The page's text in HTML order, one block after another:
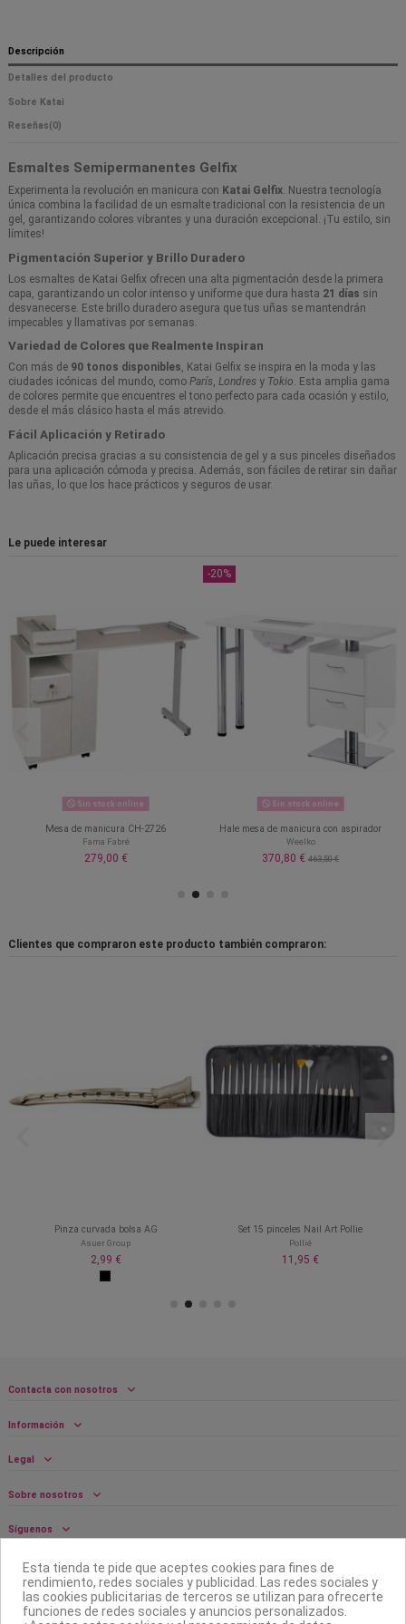
Descripción
Detalles del producto
Sobre Katai
Reseñas(0)
Esmaltes Semipermanentes Gelfix
Experimenta la revolución en manicura con Katai Gelfix. Nuestra tecnología
única combina la facilidad de un esmalte tradicional con la resistencia de un
gel, garantizando colores vibrantes y una duración excepcional. ¡Tu estilo, sin
límites!
Pigmentación Superior y Brillo Duradero
Los esmaltes de Katai Gelfix ofrecen una alta pigmentación desde la primera
capa, garantizando un color intenso y uniforme que dura hasta 21 días sin
desvanecerse. Este brillo duradero asegura que tus uñas se mantendrán
impecables y llamativas por semanas.
Variedad de Colores que Realmente Inspiran
Con más de 90 tonos disponibles, Katai Gelfix se inspira en la moda y las
ciudades icónicas del mundo, como París, Londres y Tokio. Esta amplia gama
de colores permite que encuentres el tono perfecto para cada ocasión y estilo,
desde el más clásico hasta el más atrevido.
Fácil Aplicación y Retirado
Aplicación precisa gracias a su consistencia de gel y a sus pinceles diseñados
para una aplicación cómoda y precisa. Además, son fáciles de retirar sin dañar
las uñas, lo que los hace prácticos y seguros de usar.
Le puede interesar
Sin stock online
Mesa de manicura CH-2726
Fama Fabré
279,00 €
-20%
Sin stock online
Hale mesa de manicura con aspirador
Weelko
370,80 € 463,50 €
Clientes que compraron este producto también compraron:
Pinza curvada bolsa AG
Asuer Group
2,99 €
Set 15 pinceles Nail Art Pollie
Pollié
11,95 €
Contacta con nosotros
Información
Legal
Sobre nosotros
Síguenos
Boletín
Esta tienda te pide que aceptes cookies para fines de
rendimiento, redes sociales y publicidad. Las redes sociales y
las cookies publicitarias de terceros se utilizan para ofrecerte
funciones de redes sociales y anuncios personalizados.